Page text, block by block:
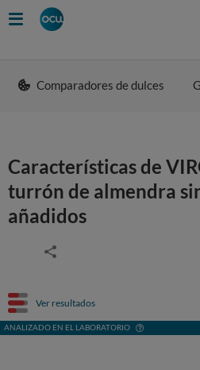
Comparadores de dulces
Características de
turrón de almendra
añadidos
Ver resultados
ANALIZADO EN EL LABORATORIO